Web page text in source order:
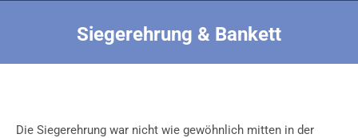
Siegerehrung & Bankett
Die Siegerehrung war nicht wie gewöhnlich mitten in der